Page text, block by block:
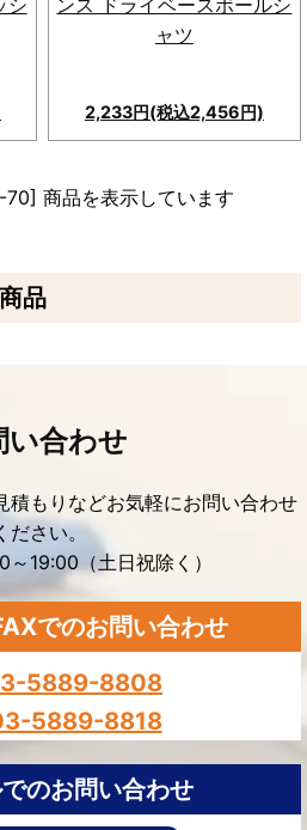
シ
ンス ドライベースボールシ
ャツ
2,233円(税込2,456円)
材を使用した吸汗性・速乾性抜
商品を表示しています
品
い合わせ
積もりなどお気軽にお問い合わせ
ださい。
19:00（土日祝除く）
でのお問い合わせ
5889-8808
5889-8818
のお問い合わせ